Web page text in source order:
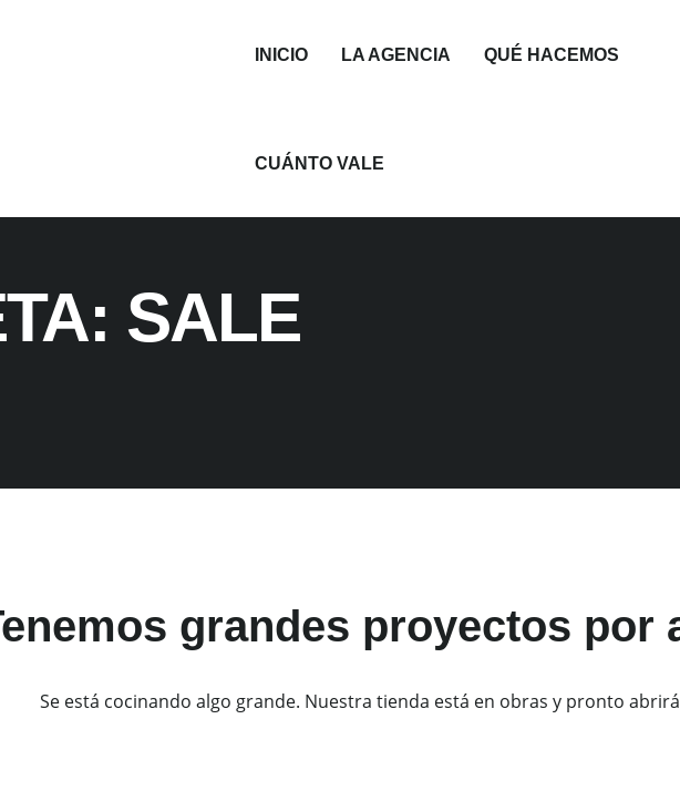
INICIO LA AGENCIA QUÉ HACEMOS
CUÁNTO VALE
SALE
grandes proyectos por
Se está cocinando algo grande. Nuestra tienda está en obras y pronto